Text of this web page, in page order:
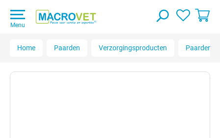
Menu
Home Paarden Verzorgingsproducten